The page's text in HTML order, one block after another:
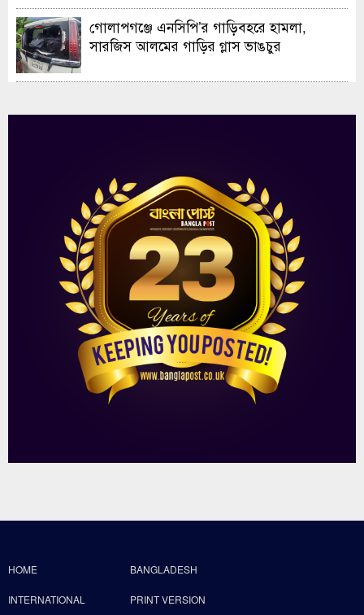
গোলাপগঞ্জে এনসিপি’র গাড়িবহরে হামলা,
সারজিস আলমের গাড়ির গ্লাস ভাঙচুর
HOME BANGLADESH
INTERNATIONAL PRINT VERSION